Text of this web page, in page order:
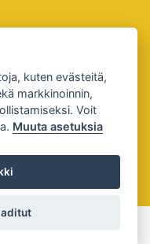
kuten evästeitä,
markkinoinnin,
Voit
Muuta asetuksia